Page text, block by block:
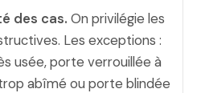
des cas. On privilégie les
Les exceptions :
usée, porte verrouillée à
abîmé ou porte blindée